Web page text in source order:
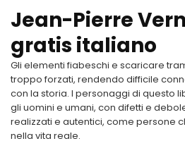
Jean-Pierre
gratis italiano
Gli elementi fiabeschi e scaricare
troppo forzati, rendendo difficile
con la storia. I personaggi di questo
gli uomini e umani, con difetti e
realizzati e autentici, come persone
nella vita reale.